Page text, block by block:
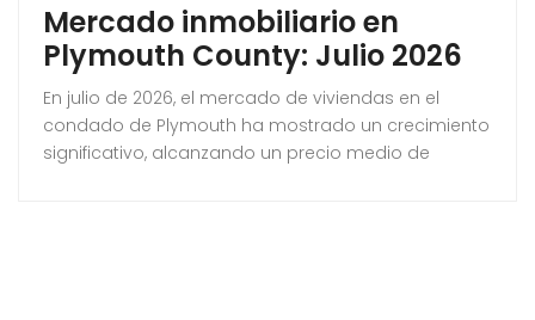
Mercado inmobiliario en
Plymouth County: Julio 2026
En julio de 2026, el mercado de viviendas en el
condado de Plymouth ha mostrado un crecimiento
significativo, alcanzando un precio medio de